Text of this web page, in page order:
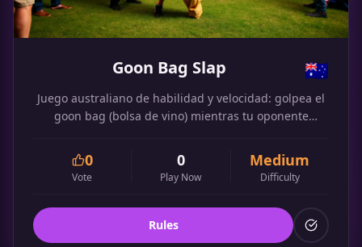
Goon Bag Slap 🇦🇺
Juego australiano de habilidad y velocidad: golpea el
goon bag (bolsa de vino) mientras tu oponente
0
Vote
0
Play Now
Medium
Difficulty
Rules